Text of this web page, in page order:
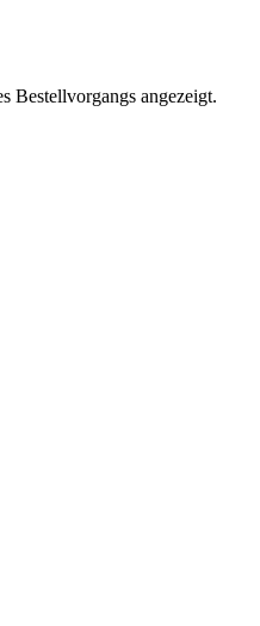
Bestellvorgangs angezeigt.